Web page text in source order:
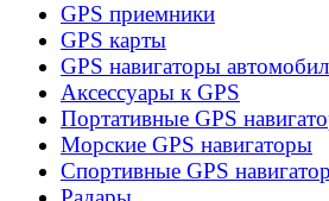
GPS приемники
GPS карты
GPS навигаторы
Аксессуары к GPS
Портативные GPS
Морские GPS навигаторы
Спортивные GPS